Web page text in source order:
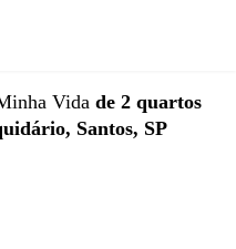
Vida de 2 quartos
Santos, SP